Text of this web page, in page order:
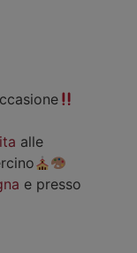
alle
e presso